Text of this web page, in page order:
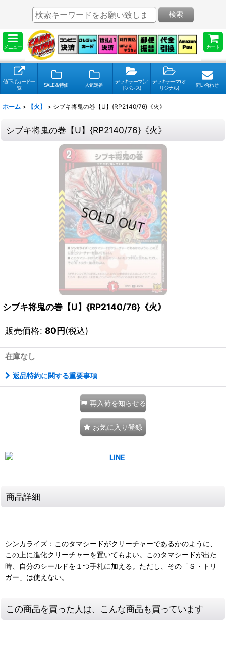
メニュー カート
検索
値下げカード一
覧
SALE＆特価 人気定番
デッキテーマ(ア
ドバンス)
デッキテーマ(オ
リジナル)
問い合わせ
ホーム > 【火】 > シブキ将鬼の巻【U】{RP2140/76}《火》
シブキ将鬼の巻【U】{RP2140/76}《火》
シブキ将鬼の巻【U】{RP2140/76}《火》
販売価格: 80円(税込)
在庫なし
返品特約に関する重要事項
再入荷を知らせる
お気に入り登録
商品詳細
シンカライズ：このタマシードがクリーチャーであるかのように、
この上に進化クリーチャーを置いてもよい。このタマシードが出た
時、自分のシールドを１つ手札に加える。ただし、その「Ｓ・トリ
ガー」は使えない。
この商品を買った人は、こんな商品も買っています